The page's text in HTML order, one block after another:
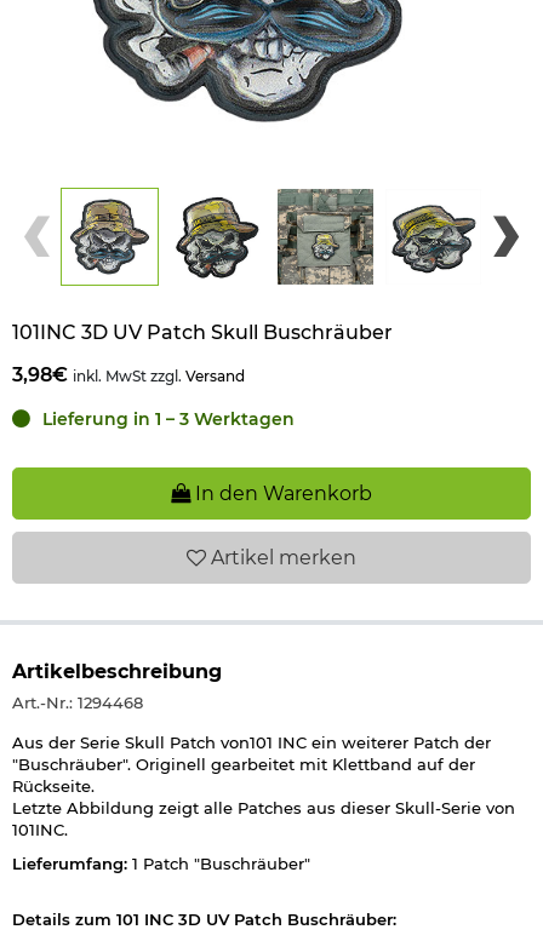
101INC 3D UV Patch Skull Buschräuber
3,98€ inkl. MwSt zzgl. Versand
Lieferung in 1 – 3 Werktagen
In den Warenkorb
Artikel merken
Artikelbeschreibung
Art.-Nr.: 1294468
Aus der Serie Skull Patch von101 INC ein weiterer Patch der
"Buschräuber". Originell gearbeitet mit Klettband auf der
Rückseite.
Letzte Abbildung zeigt alle Patches aus dieser Skull-Serie von
101INC.
Lieferumfang: 1 Patch "Buschräuber"
Details zum 101 INC 3D UV Patch Buschräuber: